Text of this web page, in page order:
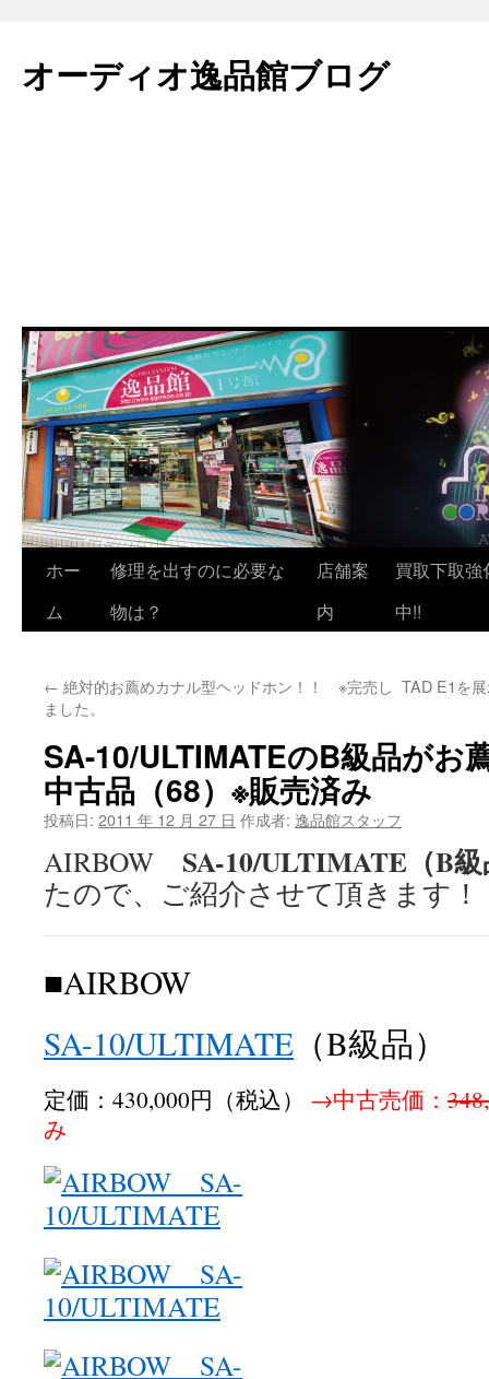
テ
ン
オーディオ逸品館ブログ
ホー
ム
修理を出すのに必要な
物は？
店舗案
内
買取下取強
中!!
← 絶対的お薦めカナル型ヘッドホン！！ ※完売し
ました。
TAD E1を
SA-10/ULTIMATEのB級品がお
中古品（68）※販売済み
投稿日: 2011 年 12 月 27 日 作成者: 逸品館スタッフ
AIRBOW SA-10/ULTIMATE（B
たので、ご紹介させて頂きます！
■AIRBOW
SA-10/ULTIMATE （B級品）
定価：430,000円（税込） →中古売価：
み